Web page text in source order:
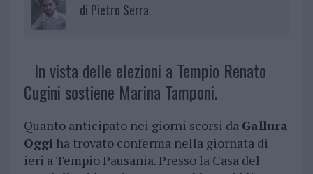
di Pietro Serra
In vista delle elezioni a Tempio Renato
Cugini sostiene Marina Tamponi.
Quanto anticipato nei giorni scorsi da Gallura
Oggi ha trovato conferma nella giornata di
ieri a Tempio Pausania. Presso la Casa del